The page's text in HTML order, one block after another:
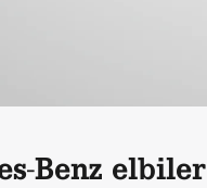
Benz elbiler